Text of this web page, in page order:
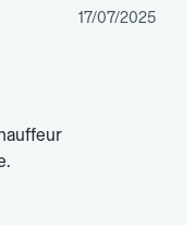
17/07/2025